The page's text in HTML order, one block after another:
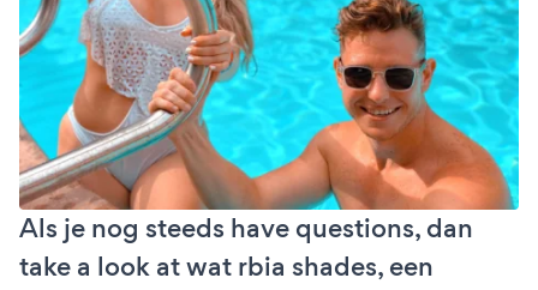
Als je nog steeds have questions, dan
take a look at wat rbia shades, een